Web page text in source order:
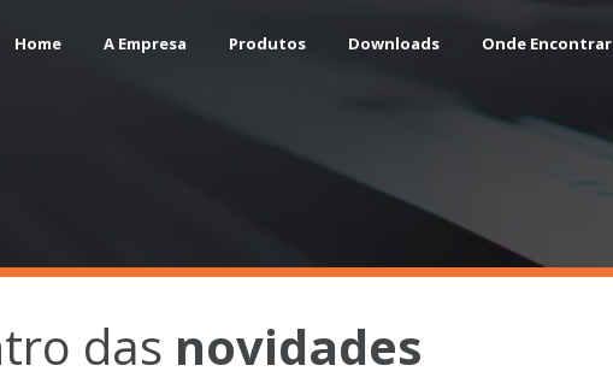
Home A Empresa Produtos Downloads Onde Encontrar
das novidades